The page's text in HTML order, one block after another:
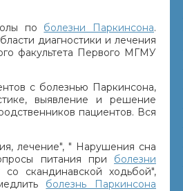
по болезни Паркинсона.
диагностики и лечения
факультета Первого МГМУ
с болезнью Паркинсона,
выявление и решение
пациентов. Вся
лечение", " Нарушения сна
питания при болезни
скандинавской ходьбой",
болезнь Паркинсона